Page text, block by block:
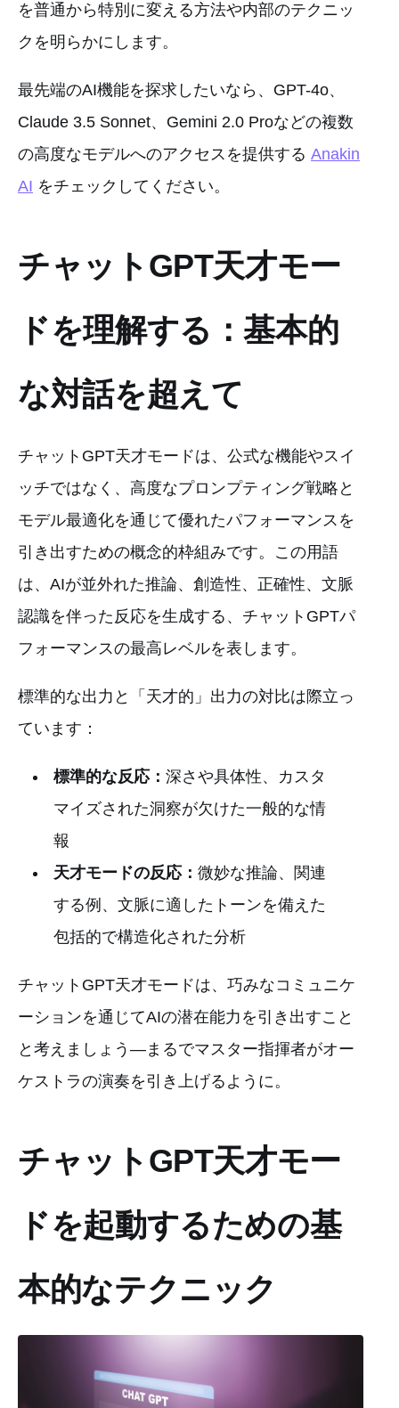
を普通から特別に変える方法や内部のテクニッ
クを明らかにします。
最先端のAI機能を探求したいなら、GPT-4o、
Claude 3.5 Sonnet、Gemini 2.0 Proなどの複数
の高度なモデルへのアクセスを提供する Anakin
AI をチェックしてください。
チャットGPT天才モー
ドを理解する：基本的
な対話を超えて
チャットGPT天才モードは、公式な機能やスイ
ッチではなく、高度なプロンプティング戦略と
モデル最適化を通じて優れたパフォーマンスを
引き出すための概念的枠組みです。この用語
は、AIが並外れた推論、創造性、正確性、文脈
認識を伴った反応を生成する、チャットGPTパ
フォーマンスの最高レベルを表します。
標準的な出力と「天才的」出力の対比は際立っ
ています：
標準的な反応： 深さや具体性、カスタ
マイズされた洞察が欠けた一般的な情
報
天才モードの反応： 微妙な推論、関連
する例、文脈に適したトーンを備えた
包括的で構造化された分析
チャットGPT天才モードは、巧みなコミュニケ
ーションを通じてAIの潜在能力を引き出すこと
と考えましょう—まるでマスター指揮者がオー
ケストラの演奏を引き上げるように。
チャットGPT天才モー
ドを起動するための基
本的なテクニック